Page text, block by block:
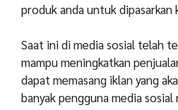
produk anda untuk dipasarkan
Saat ini di media sosial telah
mampu meningkatkan
dapat memasang iklan yang
banyak pengguna media